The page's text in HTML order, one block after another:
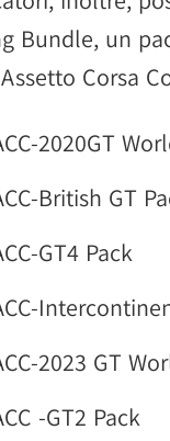
Bundle, un
Corsa
2020GT
British GT
GT4 Pack
2023 GT
-GT2 Pack